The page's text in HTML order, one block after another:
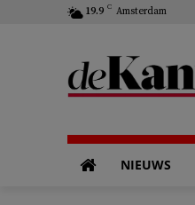
19.9 C Amsterdam
NIEUWS